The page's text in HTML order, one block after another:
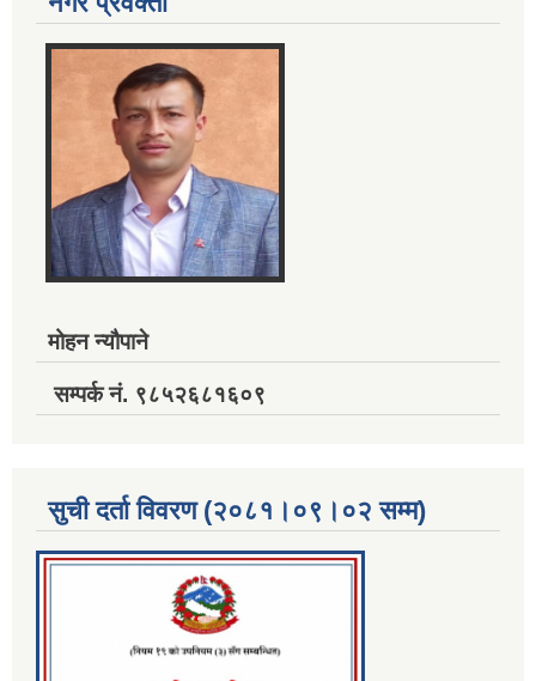
मोहन न्यौपाने
सम्पर्क नं. ९८५२६८१६०९
सुची दर्ता विवरण (२०८१।०९।०२ सम्म)